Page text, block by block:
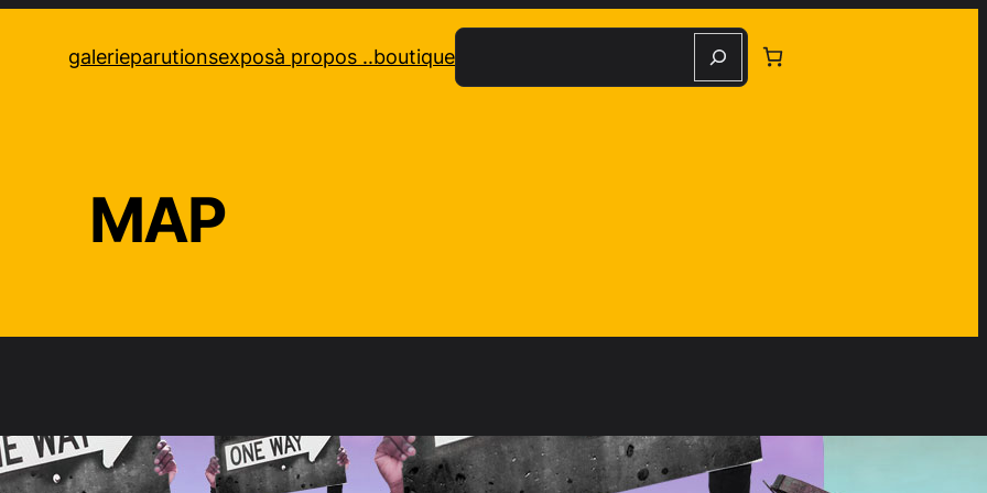
galerieparutionsexposà propos ..boutique
Recherche
MAP